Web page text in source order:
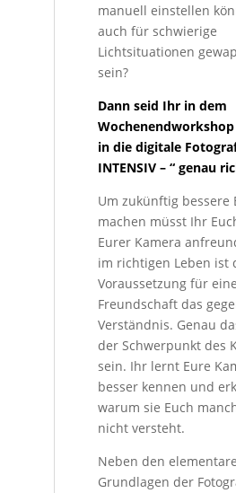
manuell einstellen
auch für schwierige
Lichtsituationen
sein?
Dann seid Ihr in dem
Wochenendworkshop
in die digitale
INTENSIV – “ genau
Um zukünftig bessere
machen müsst Ihr
Eurer Kamera
im richtigen Leben ist
Voraussetzung für eine
Freundschaft das
Verständnis. Genau
der Schwerpunkt des
sein. Ihr lernt Eure
besser kennen und
warum sie Euch
nicht versteht.
Neben den
Grundlagen der